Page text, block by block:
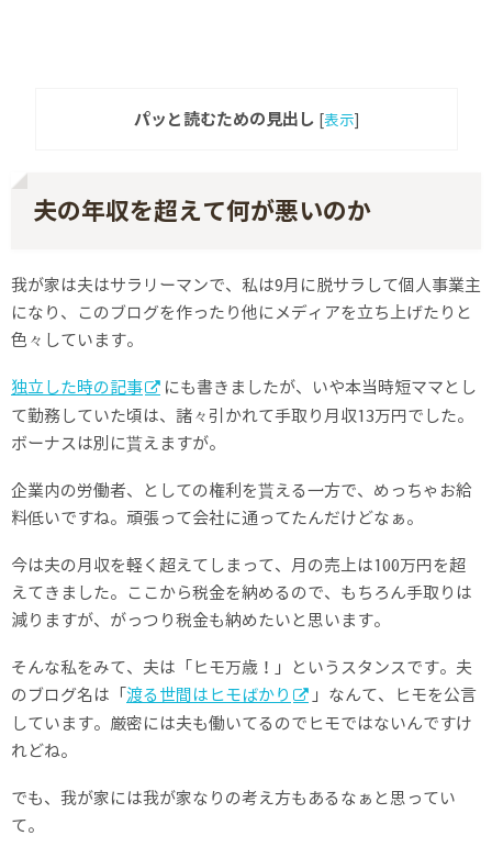
パッと読むための見出し [表示]
夫の年収を超えて何が悪いのか
我が家は夫はサラリーマンで、私は9月に脱サラして個人事業主
になり、このブログを作ったり他にメディアを立ち上げたりと
色々しています。
独立した時の記事
にも書きましたが、いや本当時短ママとし
て勤務していた頃は、諸々引かれて手取り月収13万円でした。
ボーナスは別に貰えますが。
企業内の労働者、としての権利を貰える一方で、めっちゃお給
料低いですね。頑張って会社に通ってたんだけどなぁ。
今は夫の月収を軽く超えてしまって、月の売上は100万円を超
えてきました。ここから税金を納めるので、もちろん手取りは
減りますが、がっつり税金も納めたいと思います。
そんな私をみて、夫は「ヒモ万歳！」というスタンスです。夫
のブログ名は「渡る世間はヒモばかり
」なんて、ヒモを公言
しています。厳密には夫も働いてるのでヒモではないんですけ
れどね。
でも、我が家には我が家なりの考え方もあるなぁと思ってい
て。